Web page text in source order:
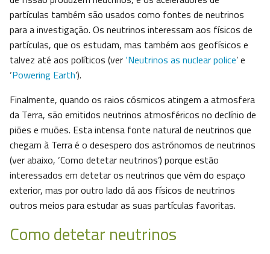
partículas também são usados como fontes de neutrinos
para a investigação. Os neutrinos interessam aos físicos de
partículas, que os estudam, mas também aos geofísicos e
talvez até aos políticos (ver ‘Neutrinos as nuclear police’ e
‘Powering Earth’).
Finalmente, quando os raios cósmicos atingem a atmosfera
da Terra, são emitidos neutrinos atmosféricos no declínio de
piões e muões. Esta intensa fonte natural de neutrinos que
chegam à Terra é o desespero dos astrónomos de neutrinos
(ver abaixo, ‘Como detetar neutrinos’) porque estão
interessados em detetar os neutrinos que vêm do espaço
exterior, mas por outro lado dá aos físicos de neutrinos
outros meios para estudar as suas partículas favoritas.
Como detetar neutrinos